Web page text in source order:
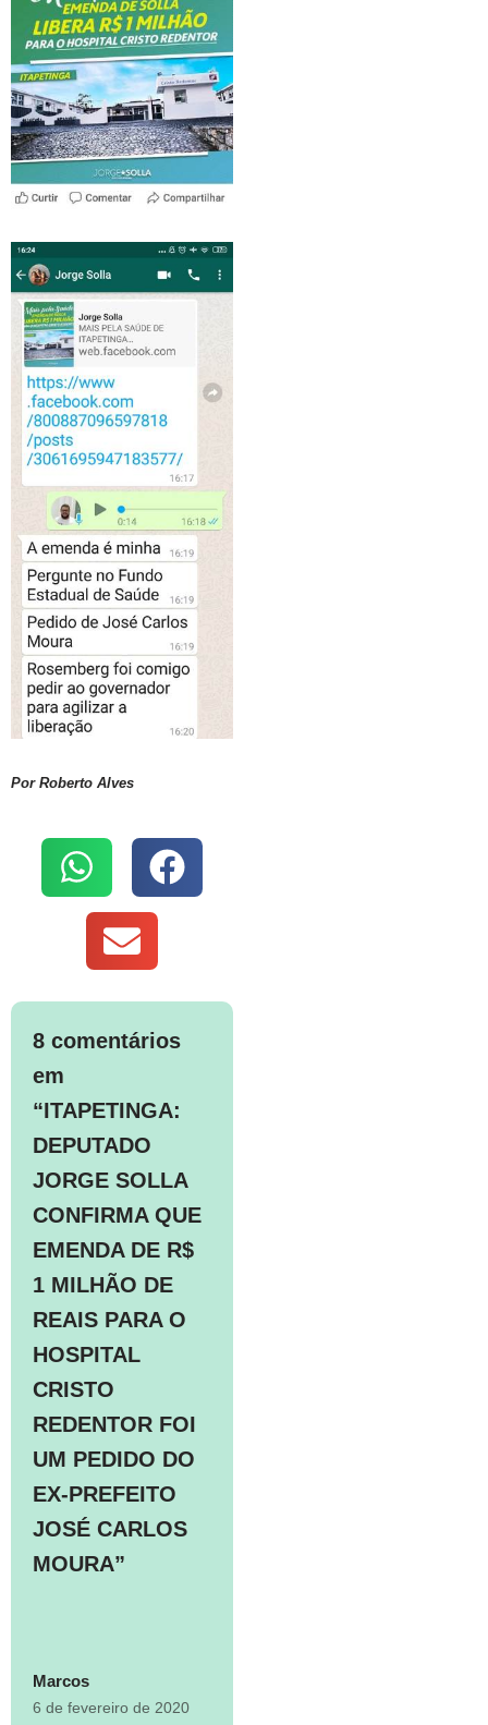
Por Roberto Alves
8 comentários
em
“ITAPETINGA:
DEPUTADO
JORGE SOLLA
CONFIRMA QUE
EMENDA DE R$
1 MILHÃO DE
REAIS PARA O
HOSPITAL
CRISTO
REDENTOR FOI
UM PEDIDO DO
EX-PREFEITO
JOSÉ CARLOS
MOURA”
Marcos
6 de fevereiro de 2020